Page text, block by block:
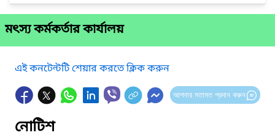
মৎস্য কর্মকর্তার কার্যালয়
এই কনটেন্টটি শেয়ার করতে ক্লিক করুন
আপনার মতামত প্রদান করুন
নোটিশ